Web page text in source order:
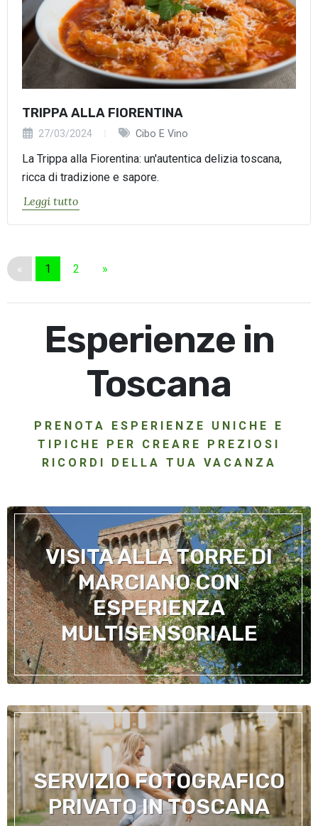
TRIPPA ALLA FIORENTINA
27/03/2024 Cibo E Vino
La Trippa alla Fiorentina: un'autentica delizia toscana,
ricca di tradizione e sapore.
Leggi tutto
« 1 2 »
Esperienze in
Toscana
PRENOTA ESPERIENZE UNICHE E
TIPICHE PER CREARE PREZIOSI
RICORDI DELLA TUA VACANZA
VISITA ALLA TORRE DI
MARCIANO CON
ESPERIENZA
MULTISENSORIALE
SERVIZIO FOTOGRAFICO
PRIVATO IN TOSCANA